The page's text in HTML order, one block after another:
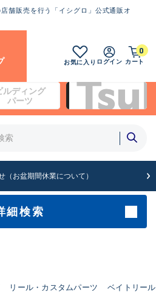
舗販売を行う「イシグロ」公式通販オ
お気に入り ログイン カート
0
ルディング
パーツ
（お盆期間休業について）
細検索
リール・カスタムパーツ ベイトリール
(64190)
クとは？
SA
新古品（メーカー問屋から仕
入れた未使用品）
※店頭展示時の置き傷が付いている
ものも含む
傷が極めて少ない極上品
B